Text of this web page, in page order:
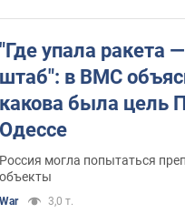
"Где упала ракета
штаб": в ВМС
какова была цель
Одессе
Россия могла попытаться
объекты
War 3,0 т.